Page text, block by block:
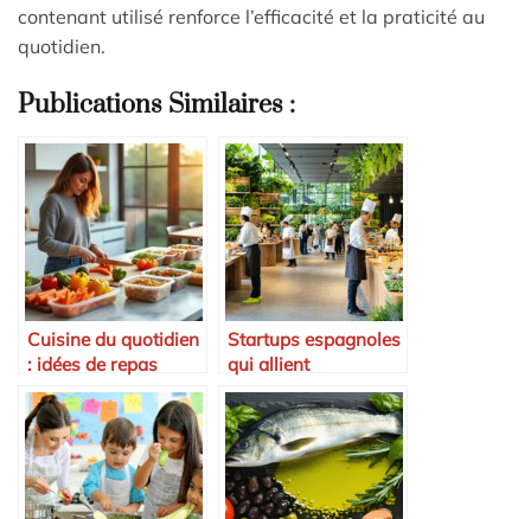
contenant utilisé renforce l’efficacité et la praticité au
quotidien.
Publications Similaires :
Cuisine du quotidien
: idées de repas
rapides pour
mamans pressées
Startups espagnoles
qui allient
gastronomie et
environnement